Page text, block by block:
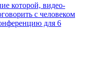
которой, видео-
с человеком
для 6